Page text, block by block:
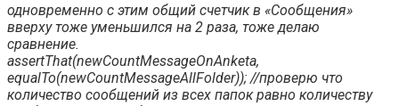
одновременно с этим общий счетчик в «Сообщения»
вверху тоже уменьшился на 2 раза, тоже делаю
сравнение.
assertThat(newCountMessageOnAnketa,
equalTo(newCountMessageAllFolder)); //проверю что
количество сообщений из всех папок равно количеству